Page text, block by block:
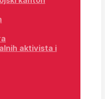
aktivista i